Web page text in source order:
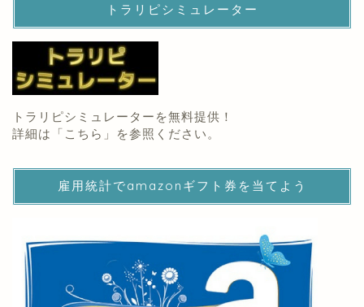
トラリピシミュレーター
トラリピシミュレーターを無料提供！
詳細は「 こちら 」を参照ください。
雇用統計でamazonギフト券を当てよう